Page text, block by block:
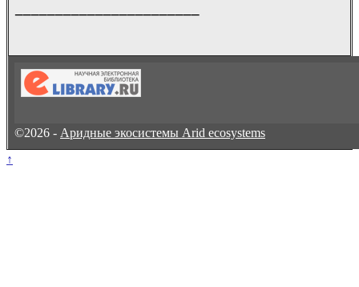
©2026 - Аридные экосистемы Arid ecosystems
↑